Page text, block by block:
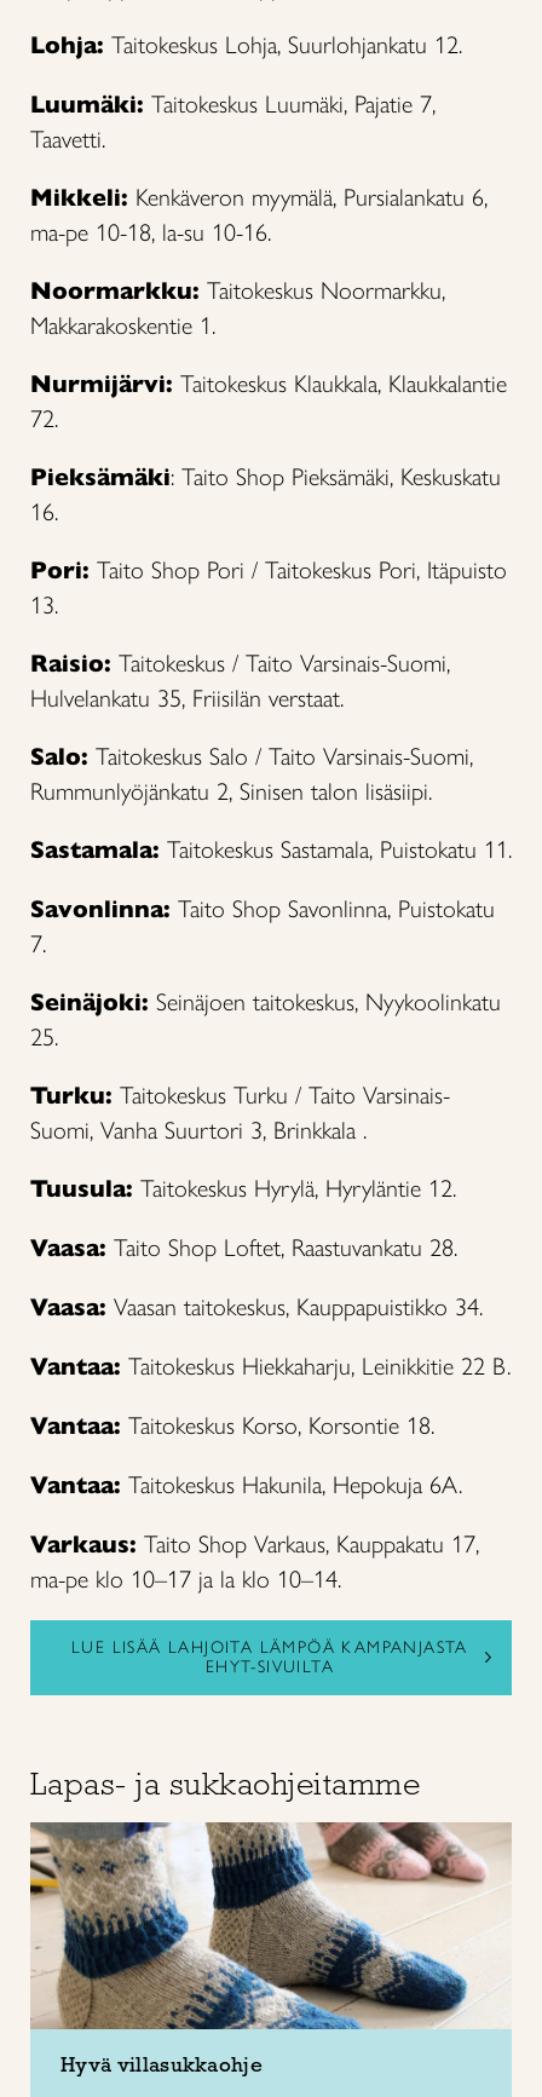
Lohja: Taitokeskus Lohja, Suurlohjankatu 12.
Luumäki: Taitokeskus Luumäki, Pajatie 7,
Taavetti.
Mikkeli: Kenkäveron myymälä, Pursialankatu 6,
ma-pe 10-18, la-su 10-16.
Noormarkku: Taitokeskus Noormarkku,
Makkarakoskentie 1.
Nurmijärvi: Taitokeskus Klaukkala, Klaukkalantie
72.
Pieksämäki: Taito Shop Pieksämäki, Keskuskatu
16.
Pori: Taito Shop Pori / Taitokeskus Pori, Itäpuisto
13.
Raisio: Taitokeskus / Taito Varsinais-Suomi,
Hulvelankatu 35, Friisilän verstaat.
Salo: Taitokeskus Salo / Taito Varsinais-Suomi,
Rummunlyöjänkatu 2, Sinisen talon lisäsiipi.
Sastamala: Taitokeskus Sastamala, Puistokatu 11.
Savonlinna: Taito Shop Savonlinna, Puistokatu
7.
Seinäjoki: Seinäjoen taitokeskus, Nyykoolinkatu
25.
Turku: Taitokeskus Turku / Taito Varsinais-
Suomi, Vanha Suurtori 3, Brinkkala .
Tuusula: Taitokeskus Hyrylä, Hyryläntie 12.
Vaasa: Taito Shop Loftet, Raastuvankatu 28.
Vaasa: Vaasan taitokeskus, Kauppapuistikko 34.
Vantaa: Taitokeskus Hiekkaharju, Leinikkitie 22 B.
Vantaa: Taitokeskus Korso, Korsontie 18.
Vantaa: Taitokeskus Hakunila, Hepokuja 6A.
Varkaus: Taito Shop Varkaus, Kauppakatu 17,
ma-pe klo 10–17 ja la klo 10–14.
LUE LISÄÄ LAHJOITA LÄMPÖÄ KAMPANJASTA
EHYT-SIVUILTA
Lapas- ja sukkaohjeitamme
Hyvä villasukkaohje